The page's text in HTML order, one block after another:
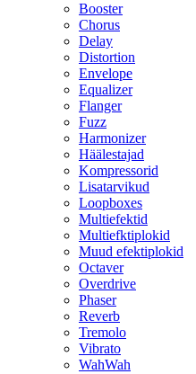
Booster
Chorus
Delay
Distortion
Envelope
Equalizer
Flanger
Fuzz
Harmonizer
Häälestajad
Kompressorid
Lisatarvikud
Loopboxes
Multiefektid
Multiefktiplokid
Muud efektiplokid
Octaver
Overdrive
Phaser
Reverb
Tremolo
Vibrato
WahWah